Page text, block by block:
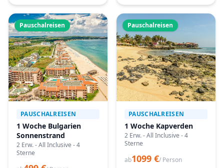
Pauschalreisen
PAUSCHALREISEN
1 Woche Bulgarien
Sonnenstrand
2 Erw. - All Inclusive - 4
Sterne
Pauschalreisen
PAUSCHALREISEN
1 Woche Kapverden
2 Erw. - All Inclusive - 4
Sterne
ab1099 €/ Person